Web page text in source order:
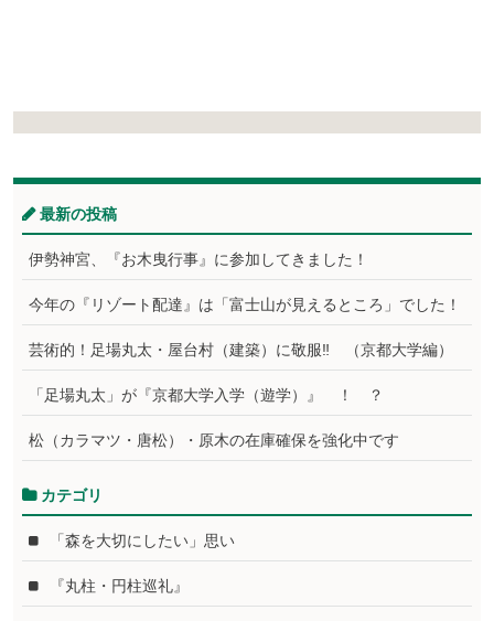
最新の投稿
伊勢神宮、『お木曳行事』に参加してきました！
今年の『リゾート配達』は「富士山が見えるところ」でした！
芸術的！足場丸太・屋台村（建築）に敬服‼ （京都大学編）
「足場丸太」が『京都大学入学（遊学）』 ！ ？
松（カラマツ・唐松）・原木の在庫確保を強化中です
カテゴリ
「森を大切にしたい」思い
『丸柱・円柱巡礼』